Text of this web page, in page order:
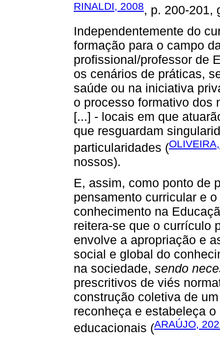
RINALDI, 2008, p. 200-201,
Independentemente do
formação para o campo
profissional/professor de
os cenários de práticas,
saúde ou na iniciativa
o processo formativo dos
[...] - locais em que
que resguardam
particularidades (
nossos).
E, assim, como ponto de
pensamento curricular e
conhecimento na
reitera-se que o currículo
envolve a apropriação e
social e global do
na sociedade, sendo
prescritivos de viés
construção coletiva de
reconheça e estabeleça
educacionais (ARAÚJO,